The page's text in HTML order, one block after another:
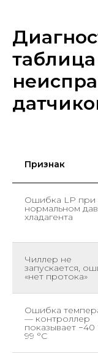
таблица
Признак
Ошибка LP при
нормальном
хладагента
Чиллер не
запускается,
«нет протока»
Ошибка
— контроллер
показывает −40
99 °С